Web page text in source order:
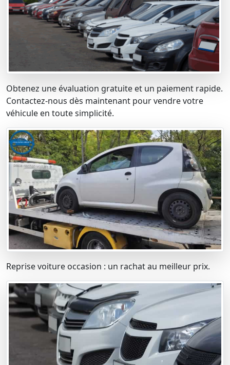
Obtenez une évaluation gratuite et un paiement rapide.
Contactez-nous dès maintenant pour vendre votre
véhicule en toute simplicité.
Reprise voiture occasion : un rachat au meilleur prix.